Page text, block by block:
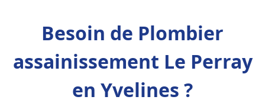
Besoin de Plombier
assainissement Le Perray
en Yvelines ?